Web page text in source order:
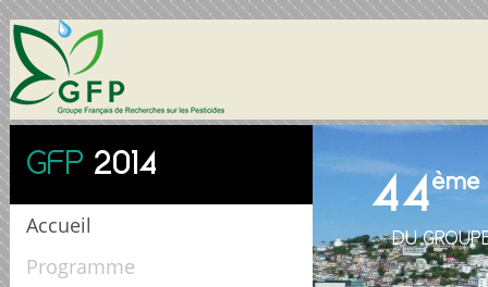
GFP 2014
Accueil
Programme
44ème
DU